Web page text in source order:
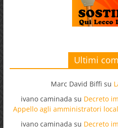
Ultimi
Marc David Biffi su
ivano caminada su Decreto
Appello agli amministratori
ivano caminada su Decreto